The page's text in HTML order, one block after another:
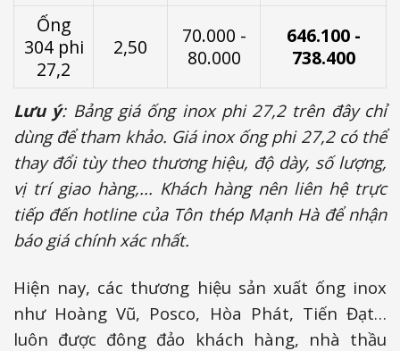
Ống
304 phi
27,2
2,50
70.000 -
80.000
646.100 -
738.400
Lưu ý: Bảng giá ống inox phi 27,2 trên đây chỉ
dùng để tham khảo. Giá inox ống phi 27,2 có thể
thay đổi tùy theo thương hiệu, độ dày, số lượng,
vị trí giao hàng,... Khách hàng nên liên hệ trực
tiếp đến hotline của Tôn thép Mạnh Hà để nhận
báo giá chính xác nhất.
Hiện nay, các thương hiệu sản xuất ống inox
như Hoàng Vũ, Posco, Hòa Phát, Tiến Đạt…
luôn được đông đảo khách hàng, nhà thầu